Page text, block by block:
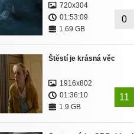
720x304
01:53:09
1.69 GB
0
Štěstí je krásná věc
1916x802
01:36:10
1.9 GB
11